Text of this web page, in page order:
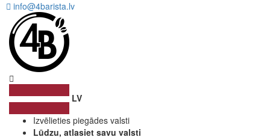
info@4barista.lv
LV
Izvēlieties piegādes valsti
Lūdzu, atlasiet savu valsti